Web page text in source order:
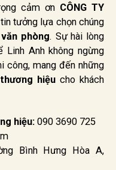
cảm ơn CÔNG TY
tưởng lựa chọn chúng
phòng. Sự hài lòng
Anh không ngừng
công, mang đến những
hiệu cho khách
hiệu:090 3690 725
Bình Hưng Hòa A,